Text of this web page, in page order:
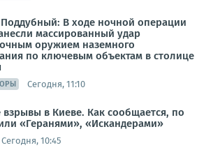
Поддубный: В ходе ночной операции
массированный удар
оружием наземного
по ключевым объектам в столице
Сегодня, 11:10
в Киеве. Как сообщается, по
«Геранями», «Искандерами»
Сегодня, 10:45